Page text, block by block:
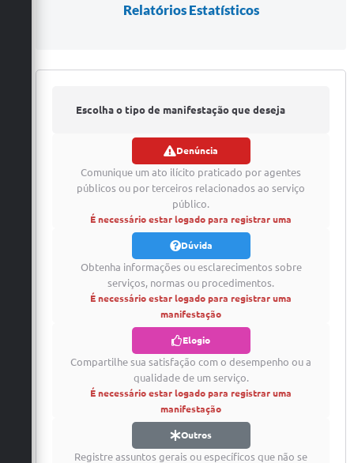
Relatórios Estatísticos
Escolha o tipo de manifestação que deseja
Denúncia
Comunique um ato ilícito praticado por agentes
públicos ou por terceiros relacionados ao serviço
público.
É necessário estar logado para registrar uma
manifestação
Dúvida
Obtenha informações ou esclarecimentos sobre
serviços, normas ou procedimentos.
É necessário estar logado para registrar uma
manifestação
Elogio
Compartilhe sua satisfação com o desempenho ou a
qualidade de um serviço.
É necessário estar logado para registrar uma
manifestação
Outros
Registre assuntos gerais ou específicos que não se